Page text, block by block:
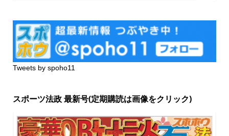
Tweets by spoho11
スポーツ法政 最新号(定期購読は画像をクリック)